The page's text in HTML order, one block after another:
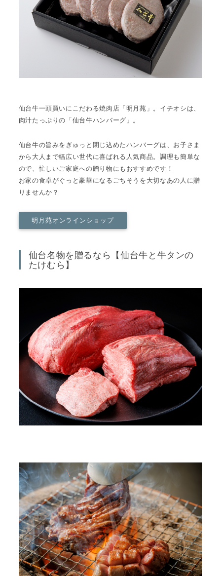
仙台牛一頭買いにこだわる焼肉店「明月苑」。イチオシは、
肉汁たっぷりの 「仙台牛ハンバーグ」 。
仙台牛の旨みをぎゅっと閉じ込めたハンバーグは、お子さま
から大人まで幅広い世代に喜ばれる人気商品。調理も簡単な
ので、忙しいご家庭への贈り物にもおすすめです！
お家の食卓がぐっと豪華になるごちそうを大切なあの人に贈
りませんか？
明月苑オンラインショップ
仙台名物を贈るなら【仙台牛と牛タンの
たけむら】